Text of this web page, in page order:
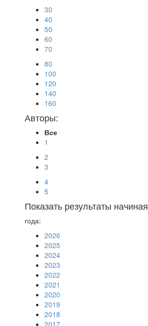
30
40
50
60
70
80
100
120
140
160
Авторы:
Все
1
2
3
4
5
Показать результаты
года:
2026
2025
2024
2023
2022
2021
2020
2019
2018
2017